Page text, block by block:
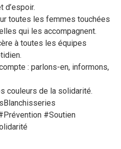
toutes les femmes touchées
qui les accompagnent.
à toutes les équipes
: parlons-en, informons,
couleurs de la solidarité.
#Soutien